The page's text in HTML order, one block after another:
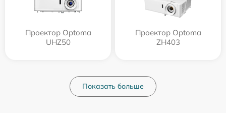
Проектор Optoma
UHZ50
Проектор Optoma
ZH403
Показать больше